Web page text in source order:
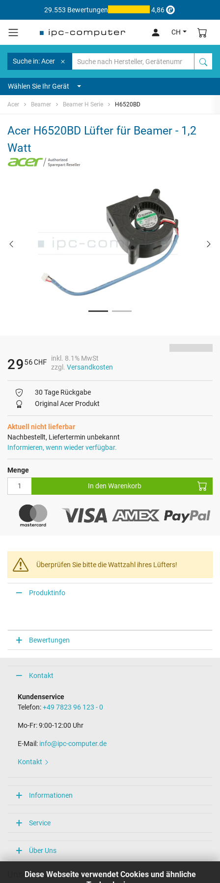
Diese Webseite verwendet Cookies und ähnliche
29.553 Bewertungen 4,86
CH
Suche in: Acer
Wählen Sie Ihr Gerät
Acer Beamer Beamer H Serie H6520BD
Acer H6520BD Lüfter für Beamer - 1,2
Watt
2956CHF
inkl. 8.1% MwSt
zzgl. Versandkosten
30 Tage Rückgabe
Original Acer Produkt
Aktuell nicht lieferbar
Nachbestellt, Liefertermin unbekannt
Informieren, wenn wieder verfügbar.
Menge
In den Warenkorb
Überprüfen Sie bitte die Wattzahl ihres Lüfters!
Produktinfo
Bewertungen
Kontakt
Kundenservice
Telefon:+49 7823 96 123 - 0
Mo-Fr: 9:00-12:00 Uhr
E-Mail: info@ipc-computer.de
Kontakt
Informationen
Service
Über Uns
Unsere Versandarten